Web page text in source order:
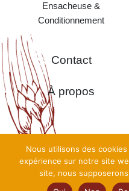
Ensacheuse &
Conditionnement
Contact
À propos
Copyright©Moulins Alma
Mentions Légales•
Nous utilisons des
expérience sur notre site
site, nous